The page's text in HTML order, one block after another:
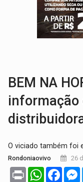
BEM NA
informação
O viciado também foi
Rondoniaovivo 26
Print WhatsApp